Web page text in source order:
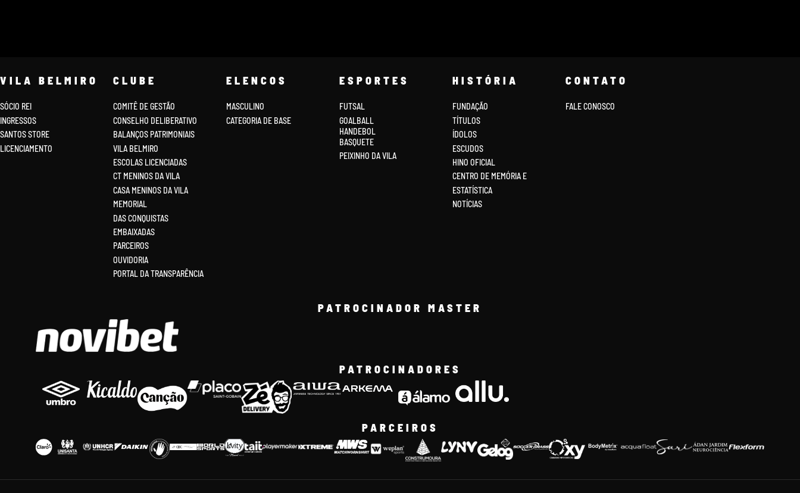
VILA BELMIRO
SÓCIO REI
INGRESSOS
SANTOS STORE
LICENCIAMENTO
CLUBE
COMITÊ DE GESTÃO
CONSELHO DELIBERATIVO
BALANÇOS PATRIMONIAIS
VILA BELMIRO
ESCOLAS LICENCIADAS
CT MENINOS DA VILA
CASA MENINOS DA VILA
MEMORIAL
DAS CONQUISTAS
EMBAIXADAS
PARCEIROS
OUVIDORIA
PORTAL DA TRANSPARÊNCIA
ELENCOS
MASCULINO
CATEGORIA DE BASE
ESPORTES
FUTSAL
GOALBALL
HANDEBOL
BASQUETE
PEIXINHO DA VILA
HISTÓRIA
FUNDAÇÃO
TÍTULOS
ÍDOLOS
ESCUDOS
HINO OFICIAL
CENTRO DE MEMÓRIA E
ESTATÍSTICA
NOTÍCIAS
CONTATO
FALE CONOSCO
PATROCINADOR MASTER
PATROCINADORES
PARCEIROS